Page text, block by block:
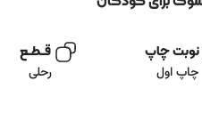
نوبت چاپ
چاپ اول
قــطــع
رحلی